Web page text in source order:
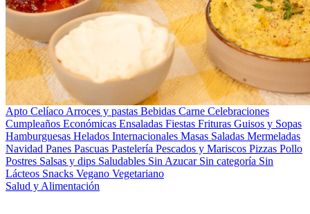
Apto Celíaco Arroces y pastas Bebidas Carne Celebraciones
Cumpleaños Económicas Ensaladas Fiestas Frituras Guisos y Sopas
Hamburguesas Helados Internacionales Masas Saladas Mermeladas
Navidad Panes Pascuas Pastelería Pescados y Mariscos Pizzas Pollo
Postres Salsas y dips Saludables Sin Azucar Sin categoría Sin
Lácteos Snacks Vegano Vegetariano
Salud y Alimentación